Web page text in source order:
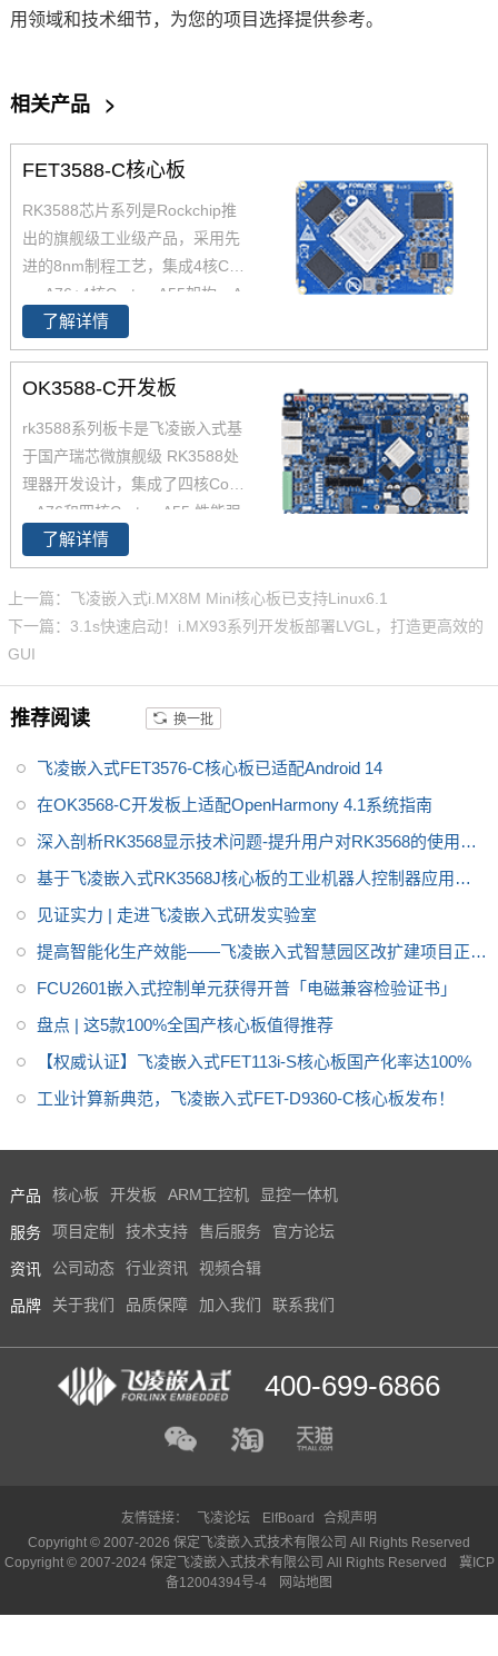
用领域和技术细节，为您的项目选择提供参考。
相关产品 >
FET3588-C核心板
RK3588芯片系列是Rockchip推
出的旗舰级工业级产品，采用先
进的8nm制程工艺，集成4核Cort
ex-A76+4核Cortex-A55架构，A
76主频高达2.4GHz，A55核主频
高达1.8GHz，能够提供强大的性
能支撑。飞凌FET3588-C核心板
力测试，确保在高端应用中能够
稳定运行。您可以通过飞凌提供
的rk3588开发套件充分评估和验
了解详情
OK3588-C开发板
rk3588系列板卡是飞凌嵌入式基
于国产瑞芯微旗舰级 RK3588处
理器开发设计，集成了四核Corte
x-A76和四核Cortex-A55,性能强
大，可通过rk3588开发板产品简
介了解了rk3588功能特点，评估
芯片性能参数，飞凌为RK3588
提供了丰富的参考资料，包括rk3
588原理图、使用手册、应用笔
参考，rk3588开发板做了多重防
护设计，像静电、浪涌、脉冲群
等，产品稳定可靠，值得推荐。
了解详情
上一篇：飞凌嵌入式i.MX8M Mini核心板已支持Linux6.1
下一篇：3.1s快速启动！i.MX93系列开发板部署LVGL，打造更高效的
GUI
推荐阅读 换一批
飞凌嵌入式FET3576-C核心板已适配Android 14
在OK3568-C开发板上适配OpenHarmony 4.1系统指南
深入剖析RK3568显示技术问题-提升用户对RK3568的使用体
验
基于飞凌嵌入式RK3568J核心板的工业机器人控制器应用方
案
见证实力 | 走进飞凌嵌入式研发实验室
提高智能化生产效能——飞凌嵌入式智慧园区改扩建项目正式
启动
FCU2601嵌入式控制单元获得开普「电磁兼容检验证书」
盘点 | 这5款100%全国产核心板值得推荐
【权威认证】飞凌嵌入式FET113i-S核心板国产化率达100%
工业计算新典范，飞凌嵌入式FET-D9360-C核心板发布！
产品 核心板 开发板 ARM工控机 显控一体机
服务 项目定制 技术支持 售后服务 官方论坛
资讯 公司动态 行业资讯 视频合辑
品牌 关于我们 品质保障 加入我们 联系我们
400-699-6866
友情链接： 飞凌论坛 ElfBoard
合规声明
Copyright © 2007-2026 保定飞凌嵌入式技术有限公司 All Rights Reserved
Copyright © 2007-2024 保定飞凌嵌入式技术有限公司 All Rights Reserved
冀ICP
备12004394号-4
网站地图